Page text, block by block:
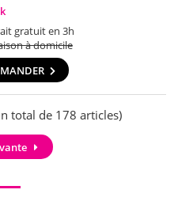
gratuit en 3h
à domicile
total de 178 articles)